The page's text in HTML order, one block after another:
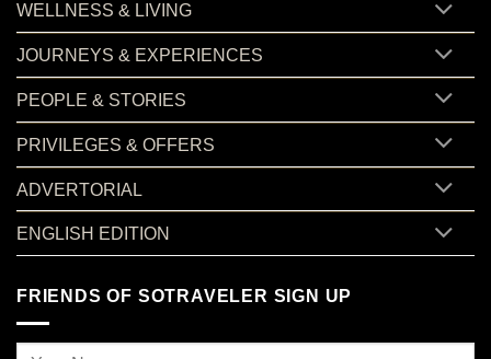
WELLNESS & LIVING
JOURNEYS & EXPERIENCES
PEOPLE & STORIES
PRIVILEGES & OFFERS
ADVERTORIAL
ENGLISH EDITION
FRIENDS OF SOTRAVELER SIGN UP